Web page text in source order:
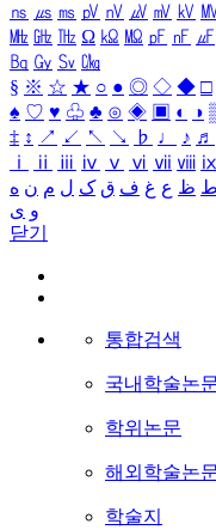
㎱ ㎲ ㎳ ㎴ ㎵ ㎶ ㎷ ㎸
㎒ ㎓ ㎔ Ω ㏀ ㏁ ㎊ ㎋ ㎌
㏃ ㏉ ㏜ ㏆
§ ※ ☆ ★ ○ ● ◎ ◇ ◆ □
♠ ♡ ♥ ♧ ♣ ⊙ ◈ ▣ ◐ ◑
‡ ↕ ↗ ↙ ↖ ↘ ♭ ♩ ♪ ♬
ⅰ
ⅱ ⅲ ⅳ ⅴ ⅵ ⅶ ⅷ ⅸ
ط ظ ع غ ف ق ک ل م ن ه
و ی
닫기
통합검색
국내학술논
학위논문
해외학술논
학술지